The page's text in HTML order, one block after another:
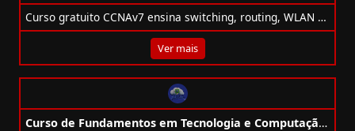
Curso gratuito CCNAv7 ensina switching, routing, WLAN e segurança, preparando para certificação Cisco CCNA.
Ver mais
Curso de Fundamentos em Tecnologia e Computação na Nuvem + IA Gratuito